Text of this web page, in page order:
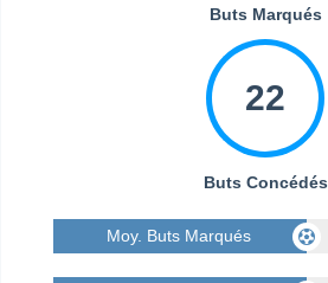
Buts Marqués
22
Buts Concédés
Moy. Buts Marqués